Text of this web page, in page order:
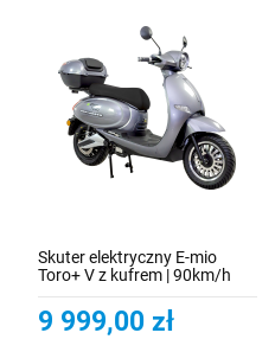
Skuter elektryczny E-mio
Toro+ V z kufrem | 90km/h
9 999,00 zł